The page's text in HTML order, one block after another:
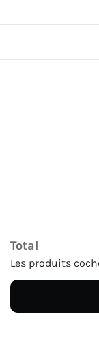
Total
Les produits